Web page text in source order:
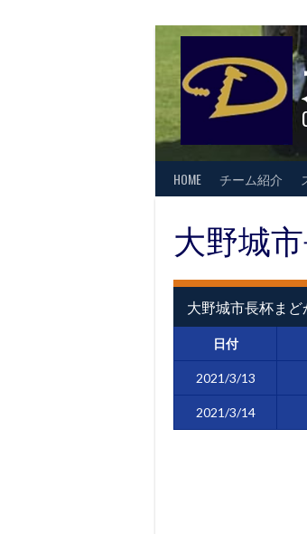
HOME チーム紹介
大野城
大野城市長杯ま
日付
2021/3/13
2021/3/14